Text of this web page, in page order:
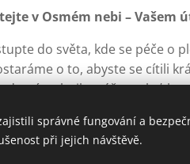
v Osmém nebi – Vašem
do světa, kde se péče o
o to, abyste se cítili
techniky péče o pleť,
si chvilku jen pro sebe a
návštěvu!
správné fungování a
při jejich návštěvě.